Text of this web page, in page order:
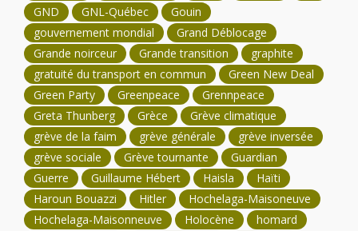
GND
GNL-Québec
Gouin
gouvernement mondial
Grand Déblocage
Grande noirceur
Grande transition
graphite
gratuité du transport en commun
Green New Deal
Green Party
Greenpeace
Grennpeace
Greta Thunberg
Grèce
Grève climatique
grève de la faim
grève générale
grève inversée
grève sociale
Grève tournante
Guardian
Guerre
Guillaume Hébert Haisla
Haïti
Haroun Bouazzi
Hitler
Hochelaga-Maisoneuve
Hochelaga-Maisonneuve
Holocène
homard